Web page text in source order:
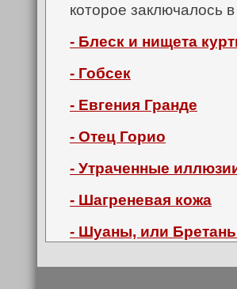
которое заключалось
- Блеск и нищета
- Гобсек
- Евгения Гранде
- Отец Горио
- Утраченные
- Шагреневая кожа
- Шуаны, или Бретань